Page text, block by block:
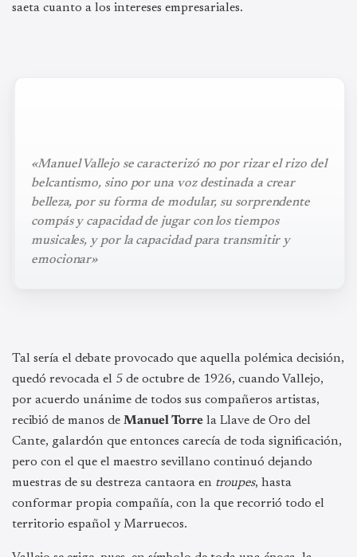
saeta cuanto a los intereses empresariales.
«Manuel Vallejo se caracterizó no por rizar el rizo del
belcantismo, sino por una voz destinada a crear
belleza, por su forma de modular, su sorprendente
compás y capacidad de jugar con los tiempos
musicales, y por la capacidad para transmitir y
emocionar»
Tal sería el debate provocado que aquella polémica decisión,
quedó revocada el 5 de octubre de 1926, cuando Vallejo,
por acuerdo unánime de todos sus compañeros artistas,
recibió de manos de Manuel Torre la Llave de Oro del
Cante, galardón que entonces carecía de toda significación,
pero con el que el maestro sevillano continuó dejando
muestras de su destreza cantaora en troupes, hasta
conformar propia compañía, con la que recorrió todo el
territorio español y Marruecos.